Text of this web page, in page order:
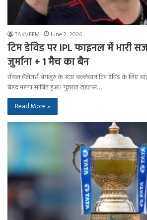
TAKVEEM June 2, 2026
टिम डेविड पर IPL फाइनल में भारी
जुर्माना + 1 मैच का बैन
रॉयल चैलेंजर्स बेंगलुरु के स्टार बल्लेबाज टिम डेविड के लिए
बेहद महंगा साबित हुआ। गुजरात टाइटन्स…
Read More »